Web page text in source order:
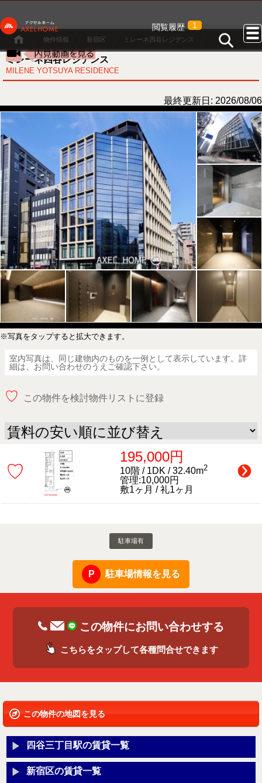
閲覧履歴 1
物件情報 新宿区 ミレーネ四谷レジデンス
ミレーネ四谷レジデンス
MILENE YOTSUYA RESIDENCE
最終更新日: 2026/08/06
※写真をタップすると拡大できます。
室内写真は、同じ建物内のものを一例として表示しています。詳
細は、お問い合わせのうえご確認下さい。
♡ この物件を検討物件リストに登録
♡
195,000円
10階 / 1DK / 32.40m2
管理:10,000円
敷1ヶ月 / 礼1ヶ月
駐車場有
駐車場情報を見る
この物件にお問い合わせする
こちらをタップして各種問合せできます
この物件の地図を見る
四谷三丁目駅の賃貸一覧
新宿区の賃貸一覧